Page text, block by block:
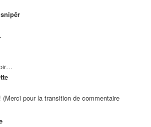
pour la transition de commentaire